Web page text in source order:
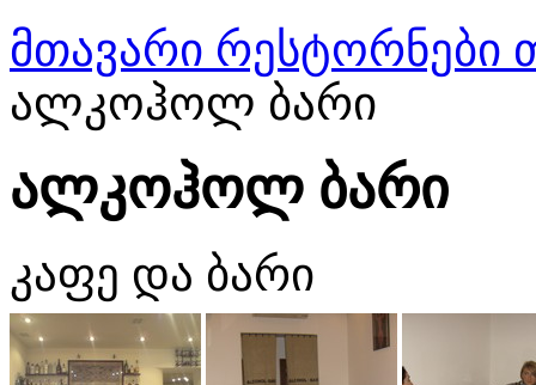
მთავარი რესტორნები
ალკოჰოლ ბარი
ალკოჰოლ ბარი
კაფე და ბარი